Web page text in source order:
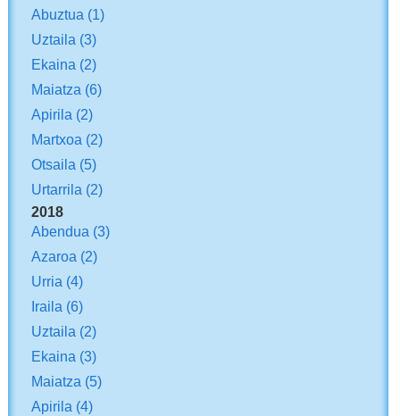
Abuztua (1)
Uztaila (3)
Ekaina (2)
Maiatza (6)
Apirila (2)
Martxoa (2)
Otsaila (5)
Urtarrila (2)
2018
Abendua (3)
Azaroa (2)
Urria (4)
Iraila (6)
Uztaila (2)
Ekaina (3)
Maiatza (5)
Apirila (4)